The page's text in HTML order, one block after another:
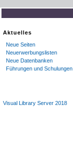
Aktuelles
Neue Seiten
Neuerwerbungslisten
Neue Datenbanken
Führungen und Schulungen
Visual Library Server 2018